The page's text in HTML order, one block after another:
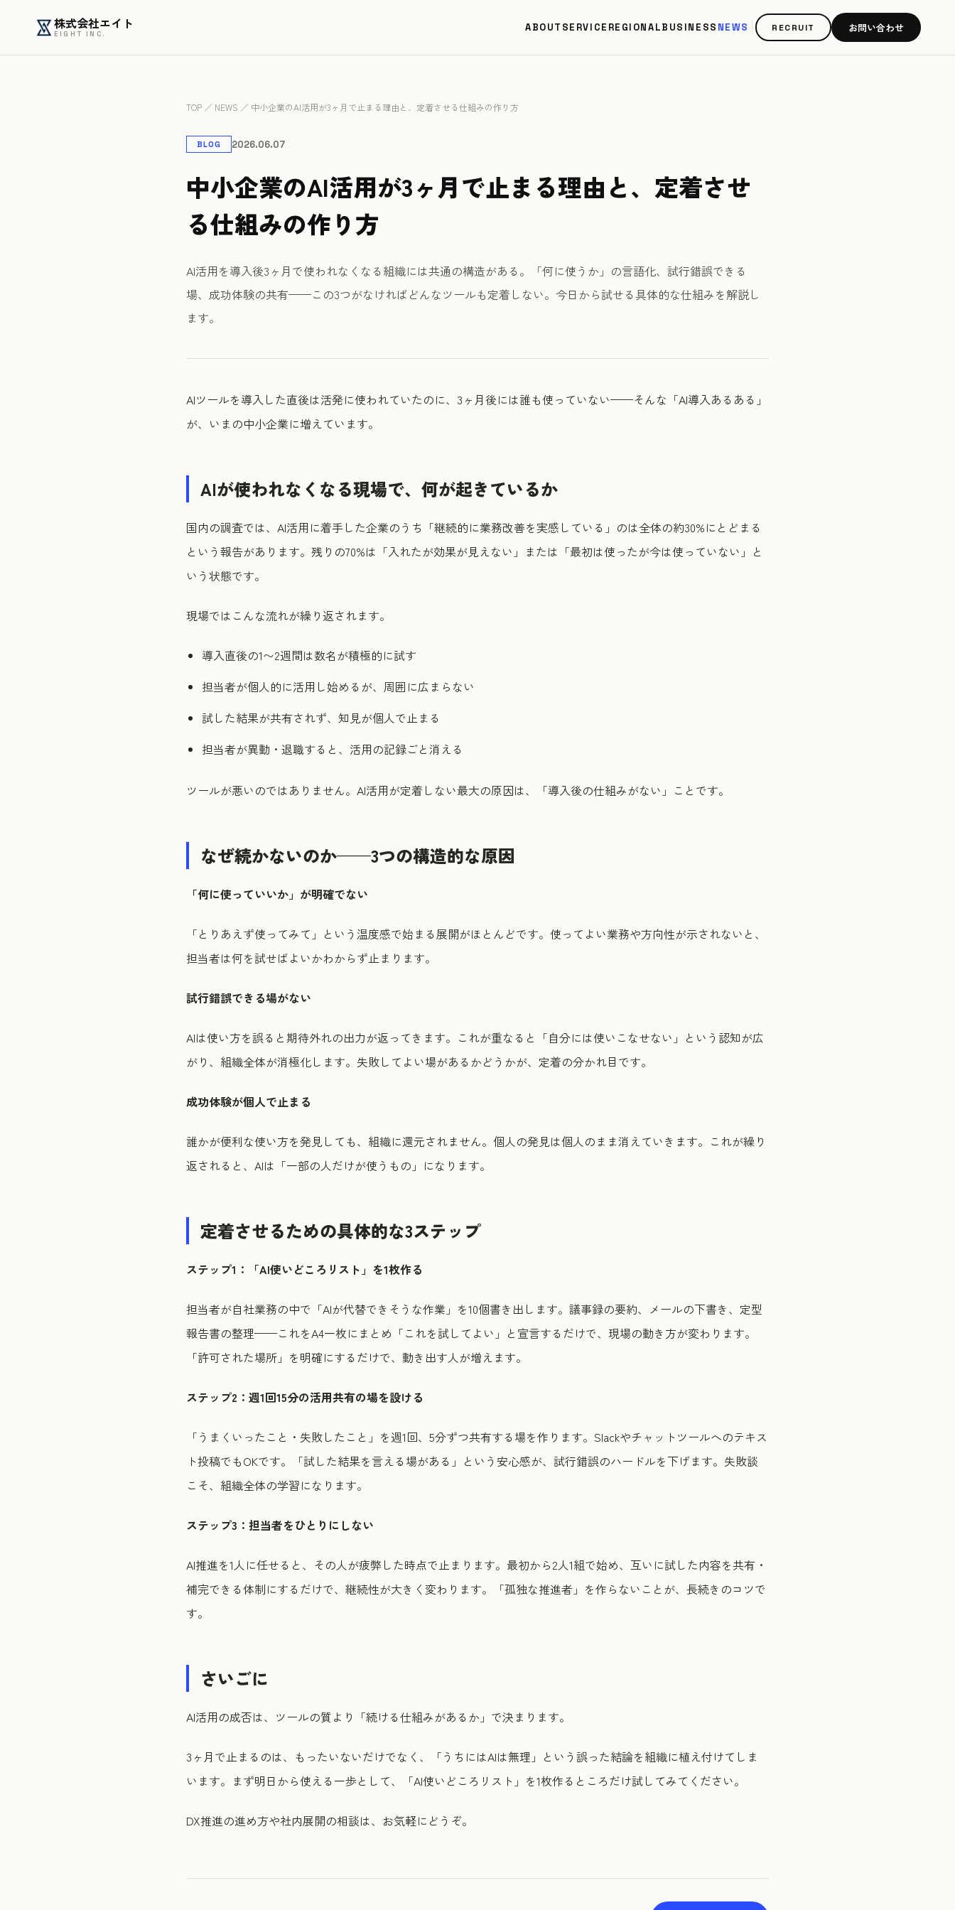
株式会社エイト
EIGHT INC.
ABOUT SERVICE REGIONALBUSINESS NEWS RECRUIT お問い合わせ
TOP ／ NEWS ／ 中小企業のAI活用が3ヶ月で止まる理由と、定着させる仕組みの作り方
BLOG 2026.06.07
中小企業のAI活用が3ヶ月で止まる理由と、定着させ
る仕組みの作り方
AI活用を導入後3ヶ月で使われなくなる組織には共通の構造がある。「何に使うか」の言語化、試行錯誤できる
場、成功体験の共有——この3つがなければどんなツールも定着しない。今日から試せる具体的な仕組みを解説し
ます。
AIツールを導入した直後は活発に使われていたのに、3ヶ月後には誰も使っていない——そんな「AI導入あるある」
が、いまの中小企業に増えています。
AIが使われなくなる現場で、何が起きているか
国内の調査では、AI活用に着手した企業のうち「継続的に業務改善を実感している」のは全体の約30%にとどまる
という報告があります。残りの70%は「入れたが効果が見えない」または「最初は使ったが今は使っていない」と
いう状態です。
現場ではこんな流れが繰り返されます。
導入直後の1〜2週間は数名が積極的に試す
担当者が個人的に活用し始めるが、周囲に広まらない
試した結果が共有されず、知見が個人で止まる
担当者が異動・退職すると、活用の記録ごと消える
ツールが悪いのではありません。AI活用が定着しない最大の原因は、「導入後の仕組みがない」ことです。
なぜ続かないのか——3つの構造的な原因
「何に使っていいか」が明確でない
「とりあえず使ってみて」という温度感で始まる展開がほとんどです。使ってよい業務や方向性が示されないと、
担当者は何を試せばよいかわからず止まります。
試行錯誤できる場がない
AIは使い方を誤ると期待外れの出力が返ってきます。これが重なると「自分には使いこなせない」という認知が広
がり、組織全体が消極化します。失敗してよい場があるかどうかが、定着の分かれ目です。
成功体験が個人で止まる
誰かが便利な使い方を発見しても、組織に還元されません。個人の発見は個人のまま消えていきます。これが繰り
返されると、AIは「一部の人だけが使うもの」になります。
定着させるための具体的な3ステップ
ステップ1：「AI使いどころリスト」を1枚作る
担当者が自社業務の中で「AIが代替できそうな作業」を10個書き出します。議事録の要約、メールの下書き、定型
報告書の整理——これをA4一枚にまとめ「これを試してよい」と宣言するだけで、現場の動き方が変わります。
「許可された場所」を明確にするだけで、動き出す人が増えます。
ステップ2：週1回15分の活用共有の場を設ける
「うまくいったこと・失敗したこと」を週1回、5分ずつ共有する場を作ります。Slackやチャットツールへのテキス
ト投稿でもOKです。「試した結果を言える場がある」という安心感が、試行錯誤のハードルを下げます。失敗談
こそ、組織全体の学習になります。
ステップ3：担当者をひとりにしない
AI推進を1人に任せると、その人が疲弊した時点で止まります。最初から2人1組で始め、互いに試した内容を共有・
補完できる体制にするだけで、継続性が大きく変わります。「孤独な推進者」を作らないことが、長続きのコツで
す。
さいごに
AI活用の成否は、ツールの質より「続ける仕組みがあるか」で決まります。
3ヶ月で止まるのは、もったいないだけでなく、「うちにはAIは無理」という誤った結論を組織に植え付けてしま
います。まず明日から使える一歩として、「AI使いどころリスト」を1枚作るところだけ試してみてください。
DX推進の進め方や社内展開の相談は、お気軽にどうぞ。